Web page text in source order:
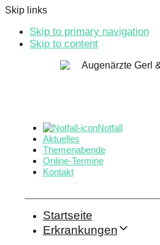
Skip links
Skip to primary navigation
Skip to content
Notfall
Aktuelles
Themenabende
Online-Termine
Kontakt
Startseite
Erkrankungen